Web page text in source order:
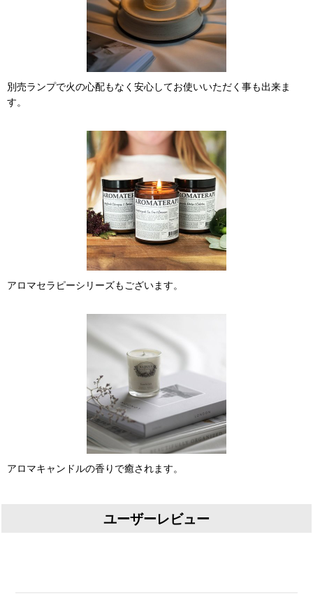
別売ランプで火の心配もなく安心してお使いいただく事も出来ま
す。
アロマセラピーシリーズもございます。
アロマキャンドルの香りで癒されます。
ユーザーレビュー